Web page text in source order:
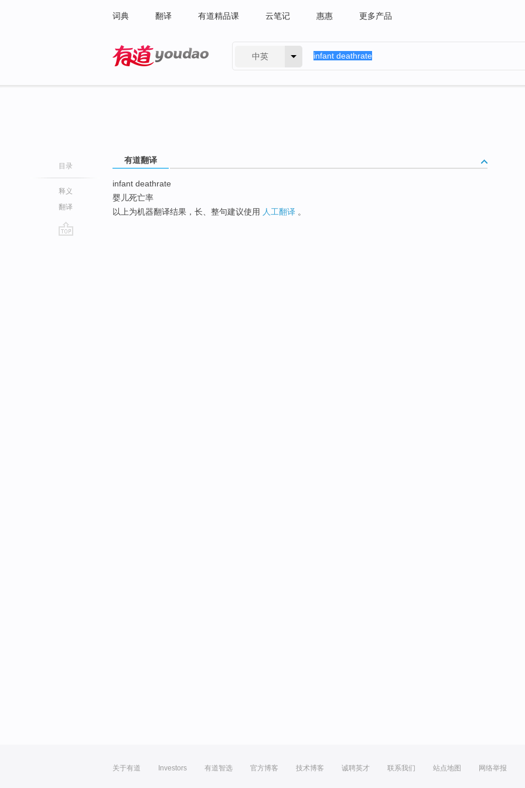
词典 翻译 有道精品课 云笔记 惠惠 更多产品
中英
目录
释义
翻译
有道翻译
infant deathrate
婴儿死亡率
以上为机器翻译结果，长、整句建议使用 人工翻译 。
关于有道 Investors 有道智选 官方博客 技术博客 诚聘英才 联系我们 站点地图 网络举报